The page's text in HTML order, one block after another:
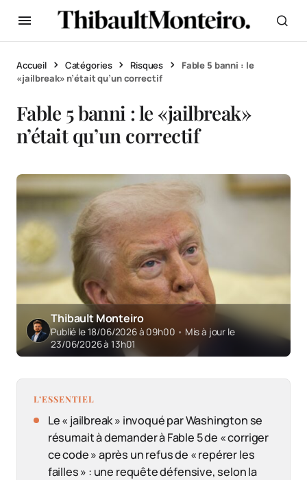
Accueil Catégories Risques
Fable 5 banni : le
«jailbreak» n’était qu’un correctif
Fable 5 banni : le «jailbreak»
n’était qu’un correctif
Thibault Monteiro
Publié le 18/06/2026 à 09h00 • Mis à jour le
23/06/2026 à 13h01
L’ESSENTIEL
Le « jailbreak » invoqué par Washington se
résumait à demander à Fable 5 de « corriger
ce code » après un refus de « repérer les
failles » : une requête défensive, selon la